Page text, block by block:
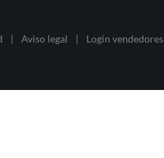
| Aviso legal | Login vendedores